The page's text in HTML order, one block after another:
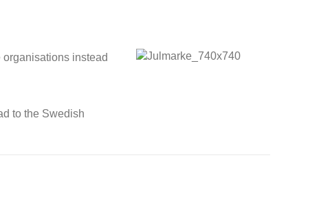
instead
to the Swedish